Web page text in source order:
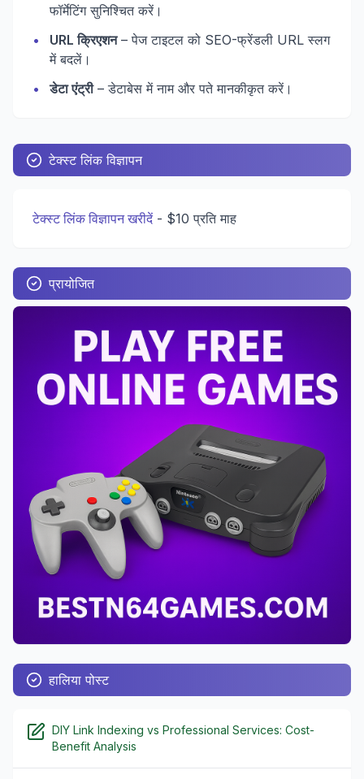
फॉर्मेटिंग सुनिश्चित करें।
•
URL क्रिएशन– पेज टाइटल को SEO-फ्रेंडली URL स्लग
में बदलें।
•
डेटा एंट्री– डेटाबेस में नाम और पते मानकीकृत करें।
टेक्स्ट लिंक विज्ञापन
टेक्स्ट लिंक विज्ञापन खरीदें- $10 प्रति माह
प्रायोजित
हालिया पोस्ट
DIY Link Indexing vs Professional Services: Cost-
Benefit Analysis